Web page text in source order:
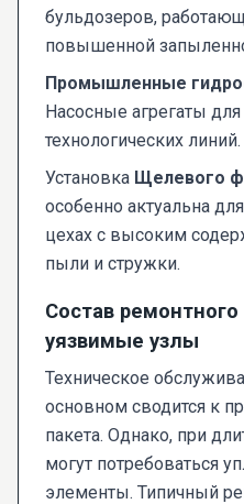
бульдозеров,
повышенной
Промышленные
Насосные агрегаты
технологических линий.
Установка Щелевого
особенно актуальна
цехах с высоким
пыли и стружки.
Состав
уязвимые узлы
Техническое
основном сводится к
пакета. Однако, при
могут потребоваться
элементы. Типичный